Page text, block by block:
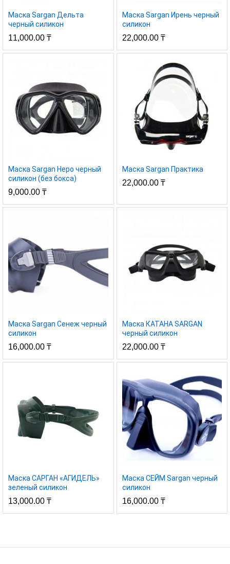
Маска Sargan Дельта
черный силикон
11,000.00 ₸
Маска Sargan Ирень черный
силикон
22,000.00 ₸
Маска Sargan Неро черный
силикон (без бокса)
9,000.00 ₸
Маска Sargan Практика
22,000.00 ₸
Маска Sargan Сенеж черный
силикон
16,000.00 ₸
Маска КАТАНА SARGAN
черный силикон
22,000.00 ₸
Маска САРГАН «АГИДЕЛЬ»
зеленый силикон
13,000.00 ₸
Маска СЕЙМ Sargan черный
силикон
16,000.00 ₸